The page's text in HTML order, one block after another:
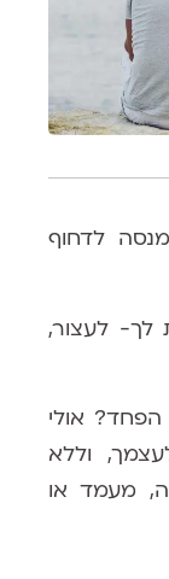
לדחוף
לך- לעצור,
הפחד? אולי
וללא
מעמד או